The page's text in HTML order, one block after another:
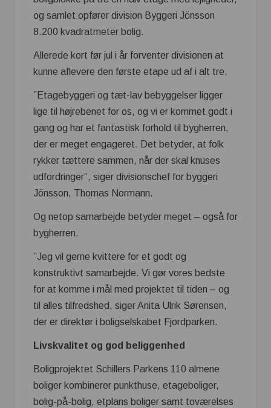
og samlet opfører division Byggeri Jönsson
8.200 kvadratmeter bolig.
Allerede kort før jul i år forventer divisionen at
kunne aflevere den første etape ud af i alt tre.
”Etagebyggeri og tæt-lav bebyggelser ligger
lige til højrebenet for os, og vi er kommet godt i
gang og har et fantastisk forhold til bygherren,
der er meget engageret. Det betyder, at folk
rykker tættere sammen, når der skal knuses
udfordringer”, siger divisionschef for byggeri
Jönsson, Thomas Normann.
Og netop samarbejde betyder meget – også for
bygherren.
”Jeg vil gerne kvittere for et godt og
konstruktivt samarbejde. Vi gør vores bedste
for at komme i mål med projektet til tiden – og
til alles tilfredshed, siger Anita Ulrik Sørensen,
der er direktør i boligselskabet Fjordparken.
Livskvalitet og god beliggenhed
Boligprojektet Schillers Parkens 110 almene
boliger kombinerer punkthuse, etageboliger,
bolig-på-bolig, etplans boliger samt toværelses